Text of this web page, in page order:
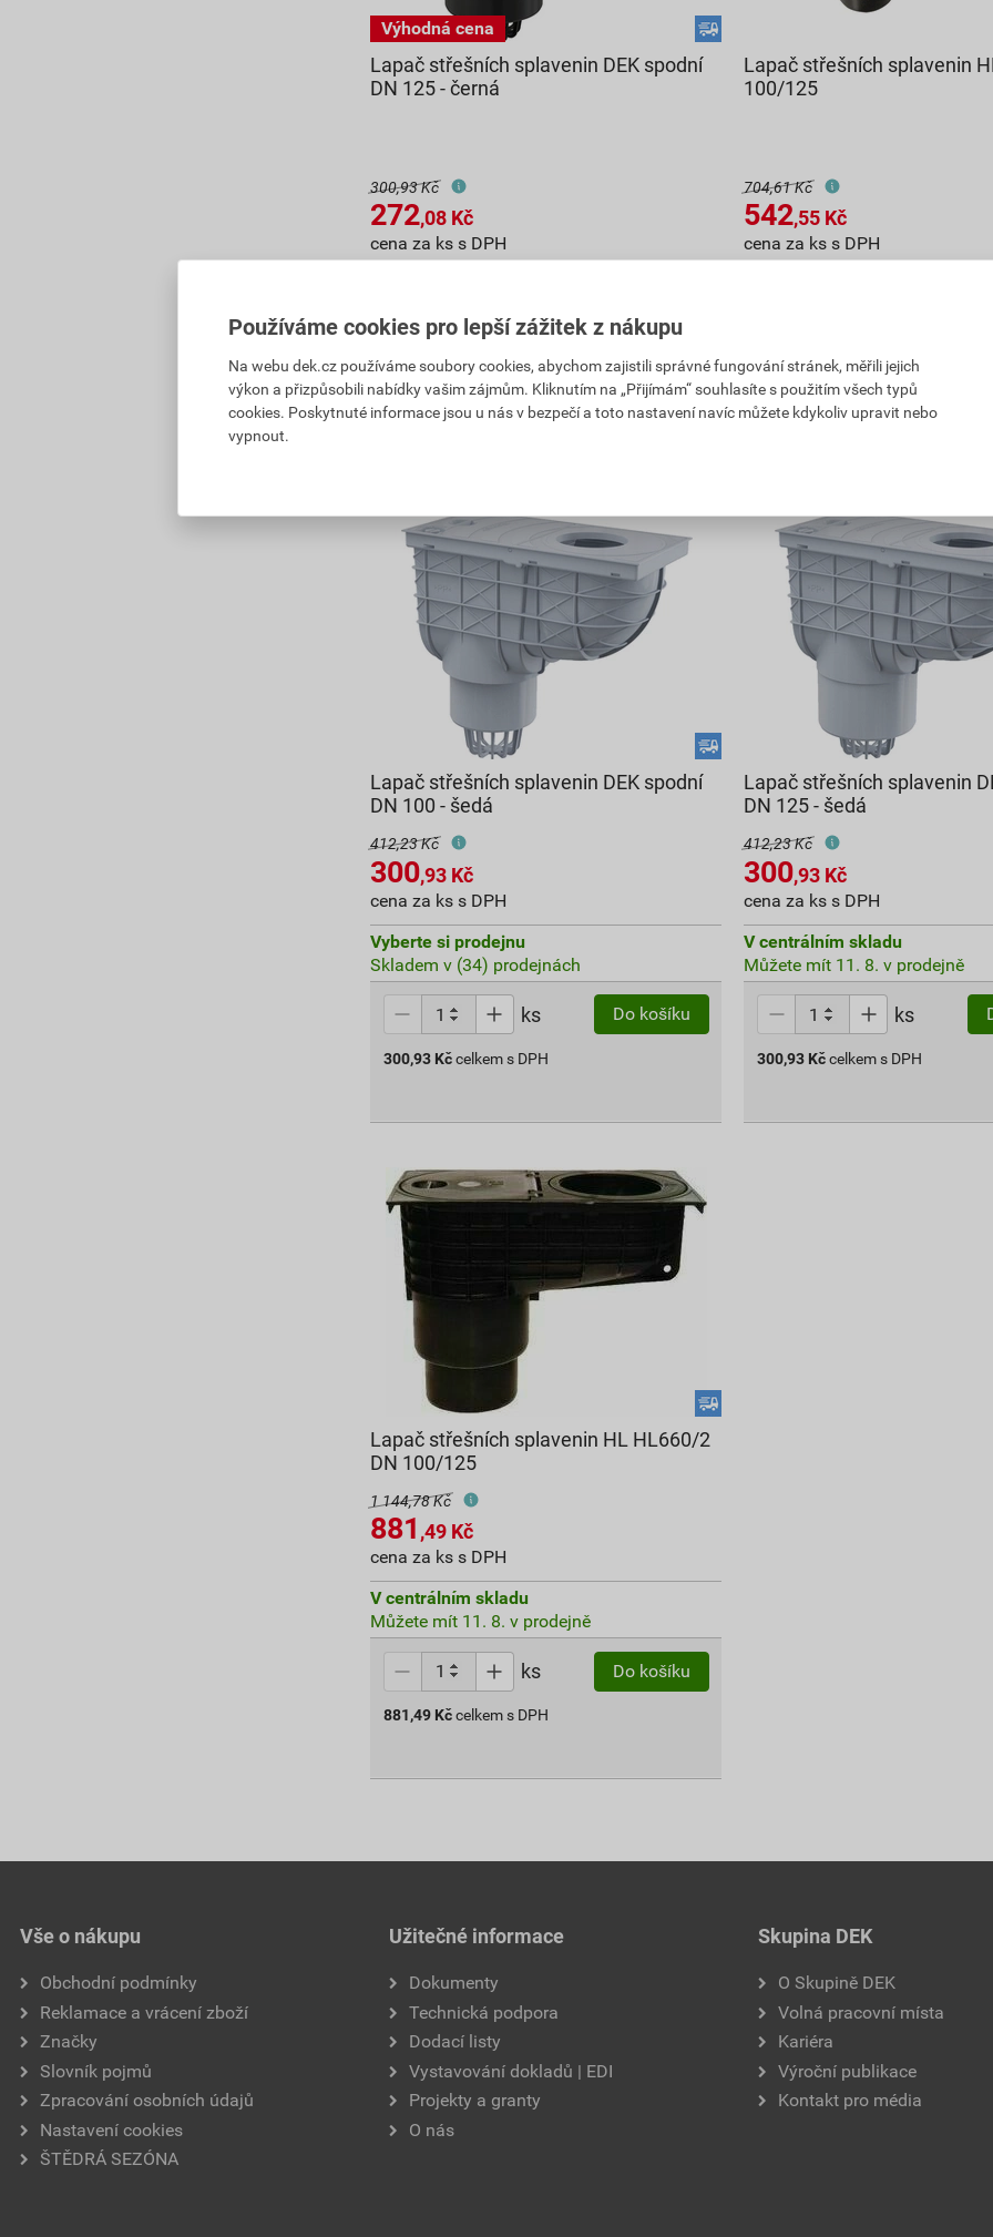
Lapač střešních splavenin DEK spodní
DN 125 - černá
300,93 Kč
272,08 Kč
cena za ks s DPH
Do košíku
272,08 celkem s DPH
Lapač střešních splavenin
100/125
704,61 Kč
542,55 Kč
cena za ks s DPH
ks
542,55 Kč celkem s DPH
Lapač střešních splavenin DEK spodní
DN 100 - šedá
412,23 Kč
300,93 Kč
cena za ks s DPH
Vyberte si prodejnu
Skladem v (34) prodejnách
ks Do košíku
300,93 Kč celkem s DPH
Lapač střešních splavenin
DN 125 - šedá
412,23 Kč
300,93 Kč
cena za ks s DPH
V centrálním skladu
Můžete mít 11. 8. v prodejně
ks
300,93 Kčcelkem s DPH
Lapač střešních splavenin HL HL660/2
DN 100/125
1 144,78 Kč
881 ,49 Kč
cena za ks s DPH
V centrálním skladu
Můžete mít 11. 8. v prodejně
ks Do košíku
881,49 Kč celkem s DPH
Vše o nákupu
Obchodní podmínky
Reklamace a vrácení zboží
Značky
Slovník pojmů
Zpracování osobních údajů
Nastavení cookies
ŠTĚDRÁ SEZÓNA
Užitečné informace
Dokumenty
Technická podpora
Dodací listy
Vystavování dokladů | EDI
Projekty a granty
O nás
Skupina DEK
O Skupině DEK
Volná pracovní místa
Kariéra
Výroční publikace
Kontakt pro média
Používáme cookies pro lepší zážitek z nákupu
Na webu dek.cz používáme soubory cookies, abychom zajistili správné fungování stránek, měřili jejich
výkon a přizpůsobili nabídky vašim zájmům. Kliknutím na „Přijímám“ souhlasíte s použitím všech typů
cookies. Poskytnuté informace jsou u nás v bezpečí a toto nastavení navíc můžete kdykoliv upravit nebo
vypnout.